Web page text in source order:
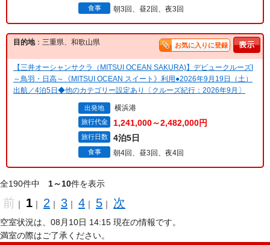
食事 朝3回、昼2回、夜3回
目的地：三重県、和歌山県 お気に入りに登録
【三井オーシャンサクラ（MITSUI OCEAN SAKURA)】デビュークルーズI
～鳥羽・日高～《MITSUI OCEAN スイート》利用●2026年9月19日（土）
出航／4泊5日◆他のカテゴリー設定あり〔クルーズ紀行：2026年9月〕
出発地 横浜港
旅行代金 1,241,000～2,482,000円
旅行日数 4泊5日
食事 朝4回、昼3回、夜4回
全190件中 1～10件を表示
前 ｜ 1 ｜ 2 ｜ 3 ｜ 4 ｜ 5 ｜ 次
空室状況は、08月10日 14:15 現在の情報です。
満室の際はご了承ください。